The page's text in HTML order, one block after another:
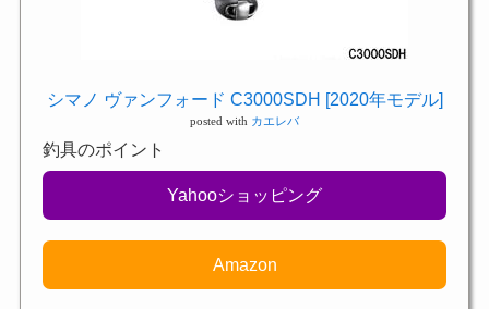
シマノ ヴァンフォード C3000SDH [2020年モデル]
posted with カエレバ
釣具のポイント
Yahooショッピング
Amazon